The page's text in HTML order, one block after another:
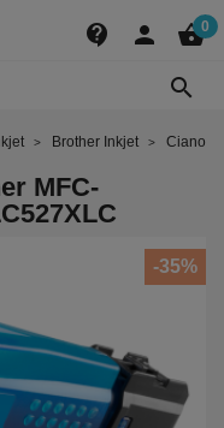
contact_support person shopping_basket0

Brother Inkjet Ciano
MFC-
-35%